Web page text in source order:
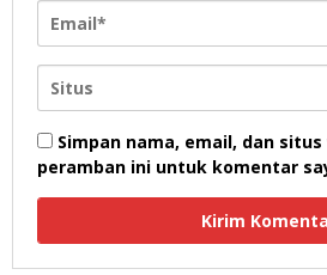
Simpan nama, email, dan
peramban ini untuk komentar